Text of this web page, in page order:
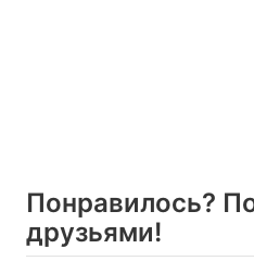
Понравилось?
друзьями!